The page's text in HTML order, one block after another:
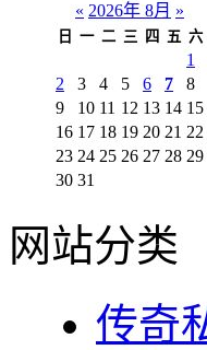
« 2026年 8月 »
日 一 二 三 四 五 六
1
2
3 4 5 6 7
8
9
10 11 12 13 14 15
16 17 18 19 20 21 22
23 24 25 26 27 28 29
30 31
网站分类
传奇